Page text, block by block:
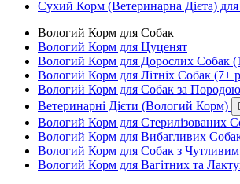
Сухий Корм (Ветеринарна Дієта)
Вологий Корм для Собак
Вологий Корм для Цуценят
Вологий Корм для Дорослих Собак
Вологий Корм для Літніх Собак (7+
Вологий Корм для Собак за Породою
Ветеринарні Дієти (Вологий Корм)
Вологий Корм для Стерилізованих
Вологий Корм для Вибагливих
Вологий Корм для Собак з
Вологий Корм для Вагітних та